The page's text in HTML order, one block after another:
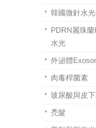
韓國微針水
PDRN麗珠
水光
外泌體
肉毒桿菌素
玻尿酸與皮
禿髮